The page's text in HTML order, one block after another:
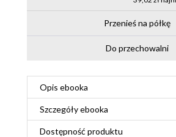
Przenieś na półkę
Do przechowalni
Opis ebooka
Szczegółyebooka
Dostępność produktu